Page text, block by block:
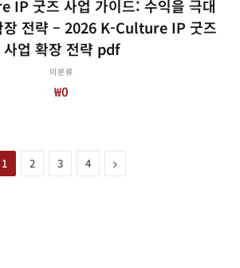
IP 굿즈 사업 가이드: 수익을 극대
장 전략 – 2026 K-Culture IP 굿즈
사업 확장 전략 pdf
미분류
₩0
1 2 3 4 Next